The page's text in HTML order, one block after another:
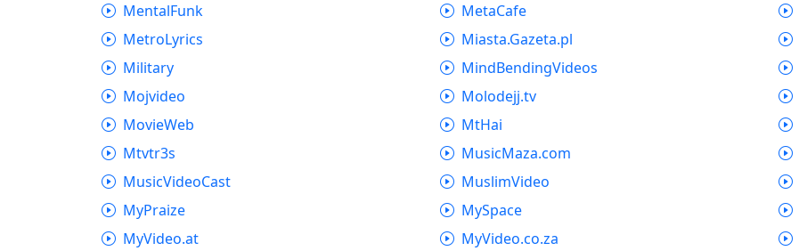
MentalFunk
MetaCafe
MetroLyrics
Miasta.Gazeta.pl
Military
MindBendingVideos
Mojvideo
Molodejj.tv
MovieWeb
MtHai
Mtvtr3s
MusicMaza.com
MusicVideoCast
MuslimVideo
MyPraize
MySpace
MyVideo.at
MyVideo.co.za